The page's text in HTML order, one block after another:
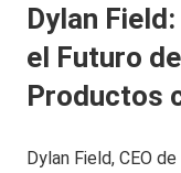
Dylan
el Futuro
Productos
Dylan Field, CEO